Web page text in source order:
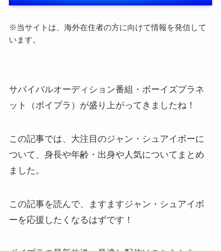
※当サイトは、海外在住者の方に向けて情報を発信して
います。
サバイバルオーディション番組・ボーイズプラネ
ット（ボイプラ）が盛り上がってきましたね！
この記事では、大注目のジャン・シュアイボーに
ついて、身長や年齢・出身や人気についてまとめ
ました。
この記事を読んで、ますますジャン・シュアイボ
ーを応援したくなるはずです！